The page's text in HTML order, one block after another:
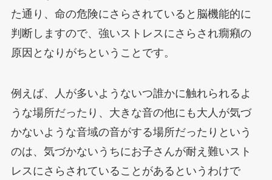
た通り、命の危険にさらされていると脳機能的に
判断しますので、強いストレスにさらされ癇癪の
原因となりがちということです。
例えば、人が多いようないつ誰かに触れられるよ
うな場所だったり、大きな音の他にも大人が気づ
かないような音域の音がする場所だったりという
のは、気づかないうちにお子さんが耐え難いスト
レスにさらされていることがあるというわけで